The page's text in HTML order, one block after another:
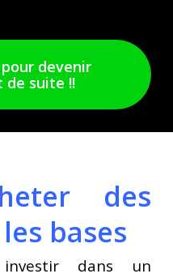
devenir
suite !!
des
bases
dans un